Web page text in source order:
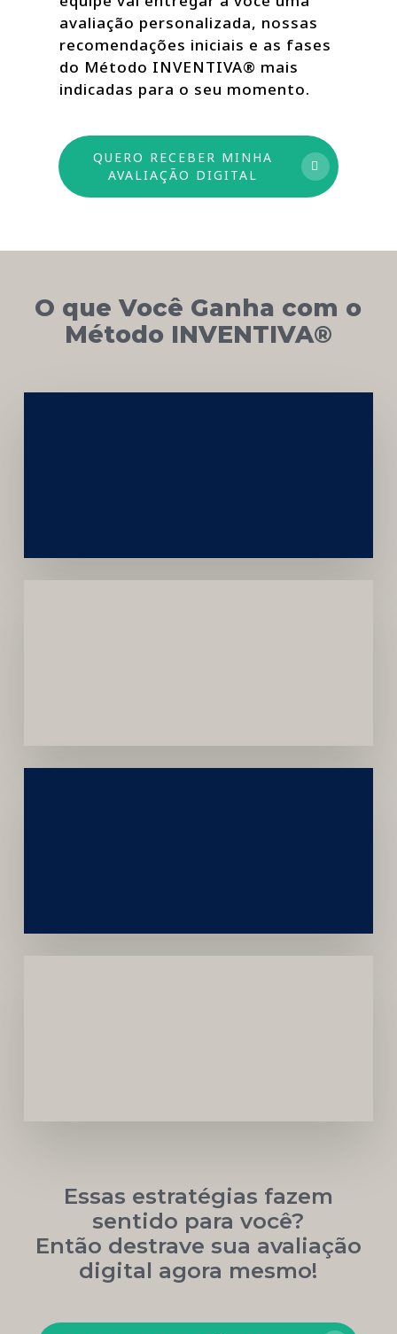
avaliação personalizada, nossas
recomendações iniciais e as fases
do Método INVENTIVA® mais
indicadas para o seu momento.
QUERO RECEBER MINHA
AVALIAÇÃO DIGITAL
O que Você Ganha com o
Método INVENTIVA®
Essas estratégias fazem
sentido para você?
Então destrave sua avaliação
digital agora mesmo!